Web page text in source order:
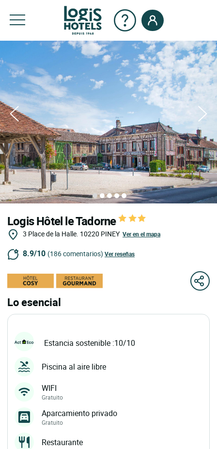
Logis Hôtel le Tadorne
3 Place de la Halle. 10220 PINEY Ver en el mapa
8.9/10 (186 comentarios) Ver reseñas
Lo esencial
Estancia sostenible :10/10
Piscina al aire libre
WIFI
Gratuito
Aparcamiento privado
Gratuito
Restaurante